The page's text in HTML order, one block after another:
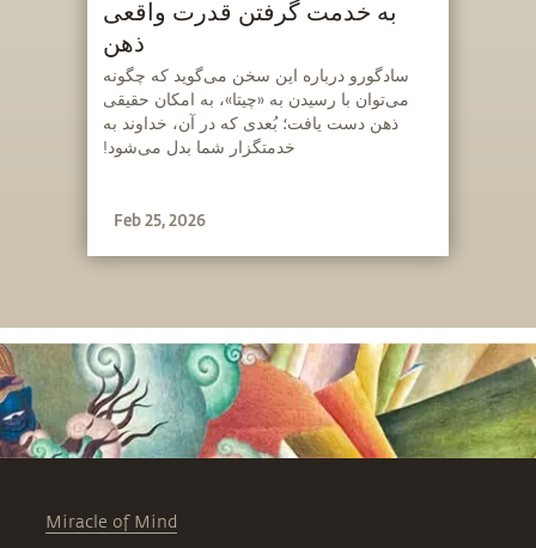
به خدمت گرفتن قدرت واقعی
ذهن
‫سادگورو درباره این سخن می‌گوید که چگونه
می‌توان با رسیدن به «چیتا»، به امکان حقیقی
ذهن دست یافت؛ بُعدی که در آن، خداوند به
خدمتگزار شما بدل می‌شود!
Feb 25, 2026
Miracle of Mind